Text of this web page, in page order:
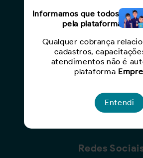
Para
Cadastro de
Capacite-se
Criar
Redes
Informamos que todos os
pela plataforma são
Qualquer cobrança
cadastros,
atendimentos não é
plataforma
Entendi